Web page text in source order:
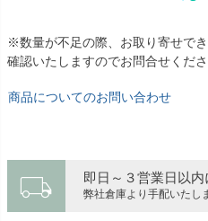
※数量が不足の際、お取り寄せでき
確認いたしますのでお問合せくださ
商品についてのお問い合わせ
local_shipping 即日～３営業日以内
弊社倉庫より手配いたし